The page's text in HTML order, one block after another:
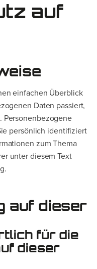
auf
einfachen Überblick
Daten passiert,
Personenbezogene
persönlich identifiziert
zum Thema
unter diesem Text
auf dieser
für die
dieser